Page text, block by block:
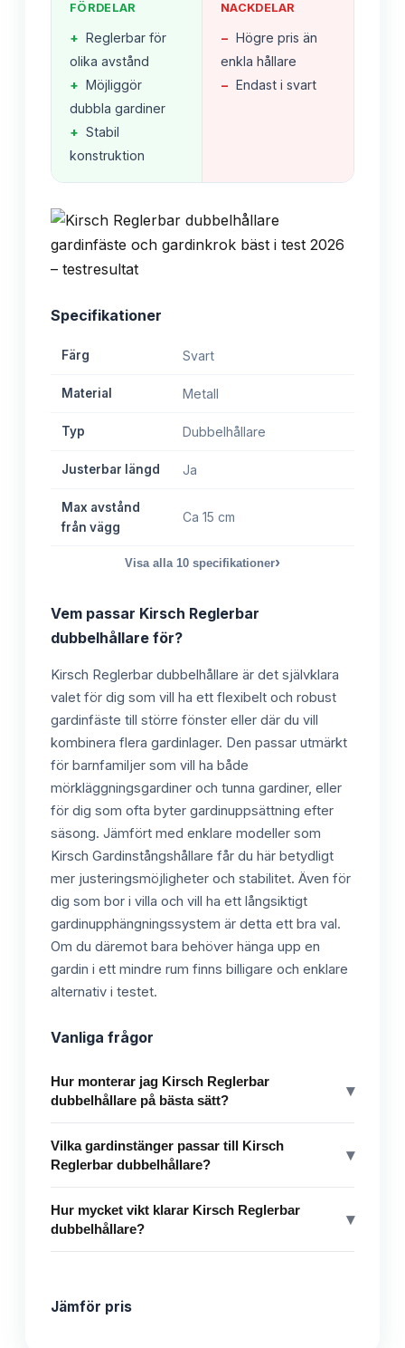
FÖRDELAR
+ Reglerbar för
olika avstånd
+ Möjliggör
dubbla gardiner
+ Stabil
konstruktion
NACKDELAR
− Högre pris än
enkla hållare
− Endast i svart
Specifikationer
Färg Svart
Material Metall
Typ Dubbelhållare
Justerbar längd Ja
Max avstånd
från vägg
Ca 15 cm
Visa alla 10 specifikationer›
Vem passar Kirsch Reglerbar
dubbelhållare för?
Kirsch Reglerbar dubbelhållare är det självklara
valet för dig som vill ha ett flexibelt och robust
gardinfäste till större fönster eller där du vill
kombinera flera gardinlager. Den passar utmärkt
för barnfamiljer som vill ha både
mörkläggningsgardiner och tunna gardiner, eller
för dig som ofta byter gardinuppsättning efter
säsong. Jämfört med enklare modeller som
Kirsch Gardinstångshållare får du här betydligt
mer justeringsmöjligheter och stabilitet. Även för
dig som bor i villa och vill ha ett långsiktigt
gardinupphängningssystem är detta ett bra val.
Om du däremot bara behöver hänga upp en
gardin i ett mindre rum finns billigare och enklare
alternativ i testet.
Vanliga frågor
Hur monterar jag Kirsch Reglerbar
dubbelhållare på bästa sätt?
▾
Vilka gardinstänger passar till Kirsch
Reglerbar dubbelhållare?
▾
Hur mycket vikt klarar Kirsch Reglerbar
dubbelhållare?
▾
Jämför pris